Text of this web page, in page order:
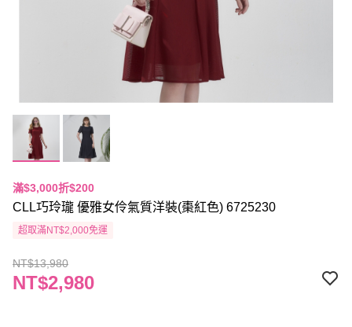
滿$3,000折$200
CLL巧玲瓏 優雅女伶氣質洋裝(棗紅色) 6725230
超取滿NT$2,000免運
NT$13,980
NT$2,980